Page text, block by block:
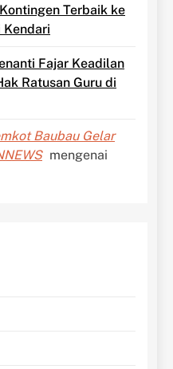
Terbaik ke
Kendari
Fajar Keadilan
Ratusan Guru di
Baubau Gelar
mengenai